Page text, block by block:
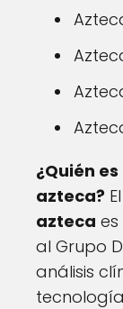
¿Quién
azteca?
azteca
al Grupo
análisis